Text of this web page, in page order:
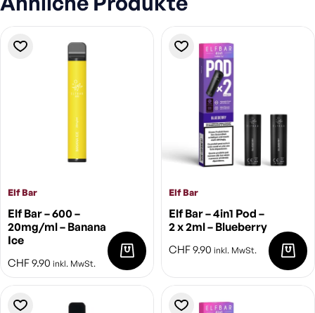
Elf Bar
Elf Bar – 600 –
20mg/ml – Banana
Ice
CHF9.90 inkl. MwSt.
Elf Bar
Elf Bar – 4in1 Pod –
2 x 2ml – Blueberry
CHF9.90 inkl. MwSt.